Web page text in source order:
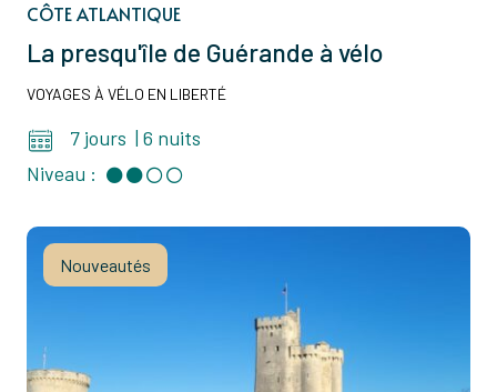
CÔTE ATLANTIQUE
La presqu'île de Guérande à vélo
VOYAGES À VÉLO EN LIBERTÉ
7 jours | 6 nuits
Niveau :
Nouveautés